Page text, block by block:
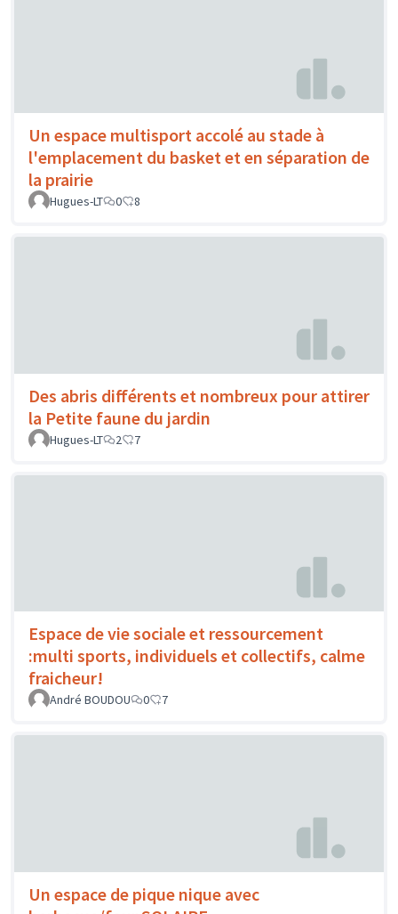
Un espace multisport accolé au stade à
l'emplacement du basket et en séparation de
la prairie
Hugues-LT 0 8
Des abris différents et nombreux pour attirer
la Petite faune du jardin
Hugues-LT 2 7
Espace de vie sociale et ressourcement
:multi sports, individuels et collectifs, calme
fraicheur!
André BOUDOU 0 7
Un espace de pique nique avec